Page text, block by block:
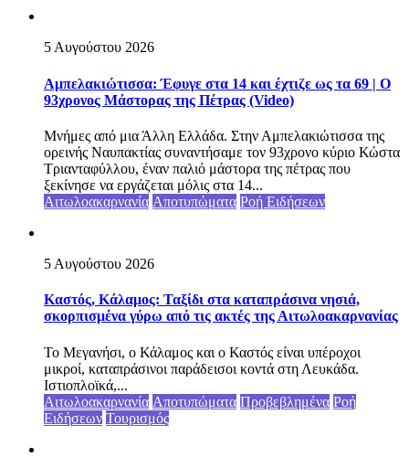
5 Αυγούστου 2026
Αμπελακιώτισσα: Έφυγε στα 14 και έχτιζε ως τα 69 | Ο
93χρονος Μάστορας της Πέτρας (Video)
Μνήμες από μια Άλλη Ελλάδα. Στην Αμπελακιώτισσα της
ορεινής Ναυπακτίας συναντήσαμε τον 93χρονο κύριο Κώστα
Τριανταφύλλου, έναν παλιό μάστορα της πέτρας που
ξεκίνησε να εργάζεται μόλις στα 14...
Αιτωλοακαρνανία Αποτυπώματα Ροή Ειδήσεων
5 Αυγούστου 2026
Καστός, Κάλαμος: Ταξίδι στα καταπράσινα νησιά,
σκορπισμένα γύρω από τις ακτές της Αιτωλοακαρνανίας
Το Μεγανήσι, ο Κάλαμος και ο Καστός είναι υπέροχοι
μικροί, καταπράσινοι παράδεισοι κοντά στη Λευκάδα.
Ιστιοπλοϊκά,...
Αιτωλοακαρνανία Αποτυπώματα Προβεβλημένα Ροή
Ειδήσεων Τουρισμός